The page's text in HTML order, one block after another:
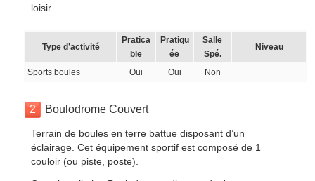
loisir.
Type d’activité
Pratica
ble
Pratiqu
ée
Salle
Spé.
Niveau
Sports boules Oui Oui Non
2 Boulodrome Couvert
Terrain de boules en terre battue disposant d’un
éclairage. Cet équipement sportif est composé de 1
couloir (ou piste, poste).